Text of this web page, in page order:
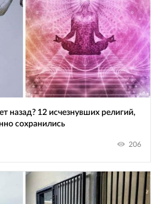
назад? 12 исчезнувших религий,
сохранились
206